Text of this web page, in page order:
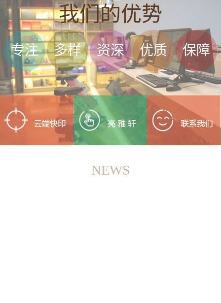
我们的优势
专注 多样 资深 优质 保障
NEWS